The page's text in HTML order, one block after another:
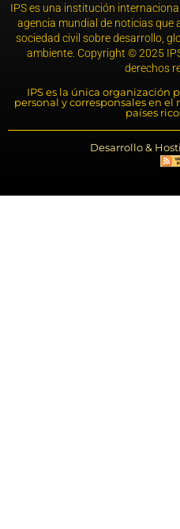
IPS es una institución
agencia mundial de noticias que
sociedad civil sobre desarrollo,
ambiente. Copyright © 2025
derechos
IPS es la única organización
personal y corresponsales en
países
Desarrollo &